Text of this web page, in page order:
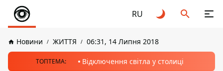
RU
Новини ЖИТТЯ 06:31, 14 Липня 2018
ТОПТЕМА: Відключення світла у столиці